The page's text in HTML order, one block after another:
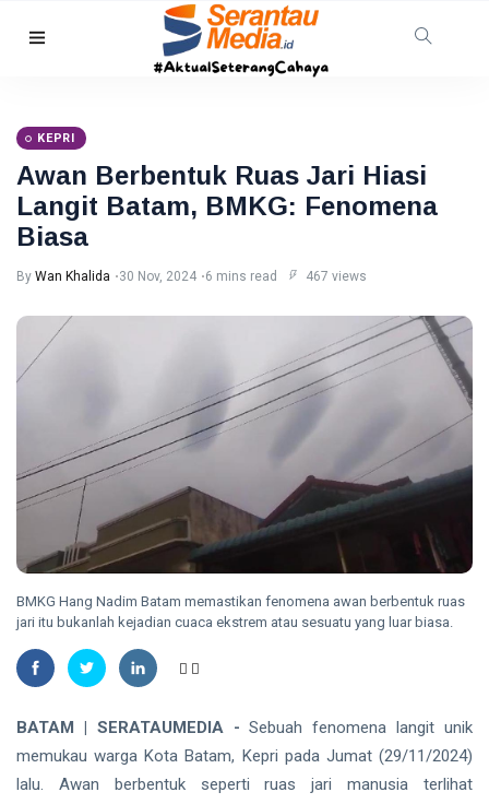
Gagalkan
Penyelundupan
1,3 Ton
Narkoba di
Perairan
Tanjung
Berakit
08 Aug,
views
Pasar
Opsi Ambil
Aug,
Pelalawan
Diserang
Beruang
BBKSDA
Riau
Pasang
Kandang
Jebak
Aug,
2026
31
HUKRIM
DPO
Sabu
Ditangkap
Bathin
Solapan
08
Aug,
2026
22
views
Mahasiswa
Raih Juara
Harapan I
Aug,
32
views
KEPRI
Awan Berbentuk Ruas Jari Hiasi
Langit Batam, BMKG: Fenomena
Biasa
By Wan Khalida 30 Nov, 2024 6 mins read 467 views
BMKG Hang Nadim Batam memastikan fenomena awan berbentuk ruas
jari itu bukanlah kejadian cuaca ekstrem atau sesuatu yang luar biasa.
BATAM | SERATAUMEDIA -Sebuah fenomena langit unik
memukau warga Kota Batam, Kepri pada Jumat (29/11/2024)
lalu. Awan berbentuk seperti ruas jari manusia terlihat